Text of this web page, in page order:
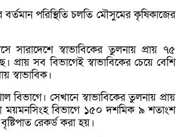
পরিস্থিতি চলতি মৌসুমের কৃষিকাজের
সারাদেশে স্বাভাবিকের তুলনায় প্রায় ৭৫
প্রায় সব বিভাগেই স্বাভাবিকের চেয়ে বেশি
স্বাভাবিক।
বিভাগে। সেখানে স্বাভাবিকের তুলনায় প্রায়
ময়মনসিংহ বিভাগে ১৫০ দশমিক ৯ শতাংশ
রেকর্ড করা হয়।